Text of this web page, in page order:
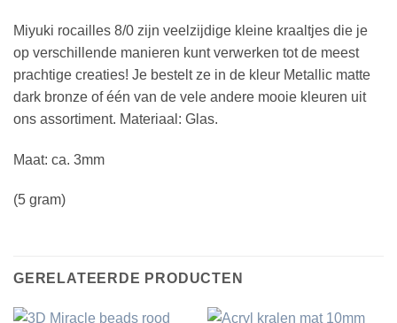
Miyuki rocailles 8/0 zijn veelzijdige kleine kraaltjes die je
op verschillende manieren kunt verwerken tot de meest
prachtige creaties! Je bestelt ze in de kleur Metallic matte
dark bronze of één van de vele andere mooie kleuren uit
ons assortiment. Materiaal: Glas.
Maat: ca. 3mm
(5 gram)
GERELATEERDE PRODUCTEN